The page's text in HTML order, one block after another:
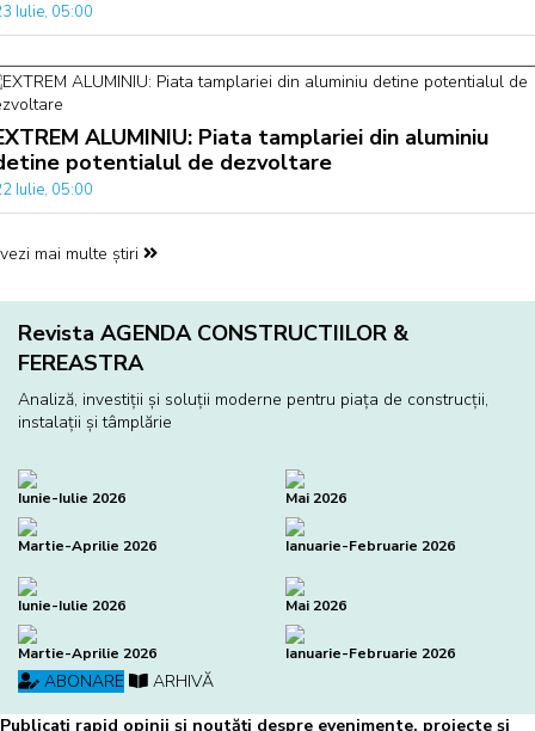
Iulie, 05:00
ALUMINIU: Piata tamplariei din aluminiu
potentialul de dezvoltare
Iulie, 05:00
vezi mai multe știri
Revista AGENDA CONSTRUCTIILOR &
FEREASTRA
Analiză, investiţii și soluţii moderne pentru piaţa de construcţii,
instalaţii și tâmplărie
Iunie-Iulie 2026 Mai 2026
Martie-Aprilie 2026 Ianuarie-Februarie 2026
Iunie-Iulie 2026 Mai 2026
Martie-Aprilie 2026 Ianuarie-Februarie 2026
ABONARE
ARHIVĂ
Publicați rapid opinii și noutăți despre evenimente, proiecte și